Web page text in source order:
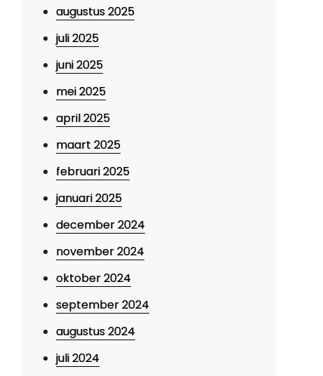
augustus 2025
juli 2025
juni 2025
mei 2025
april 2025
maart 2025
februari 2025
januari 2025
december 2024
november 2024
oktober 2024
september 2024
augustus 2024
juli 2024